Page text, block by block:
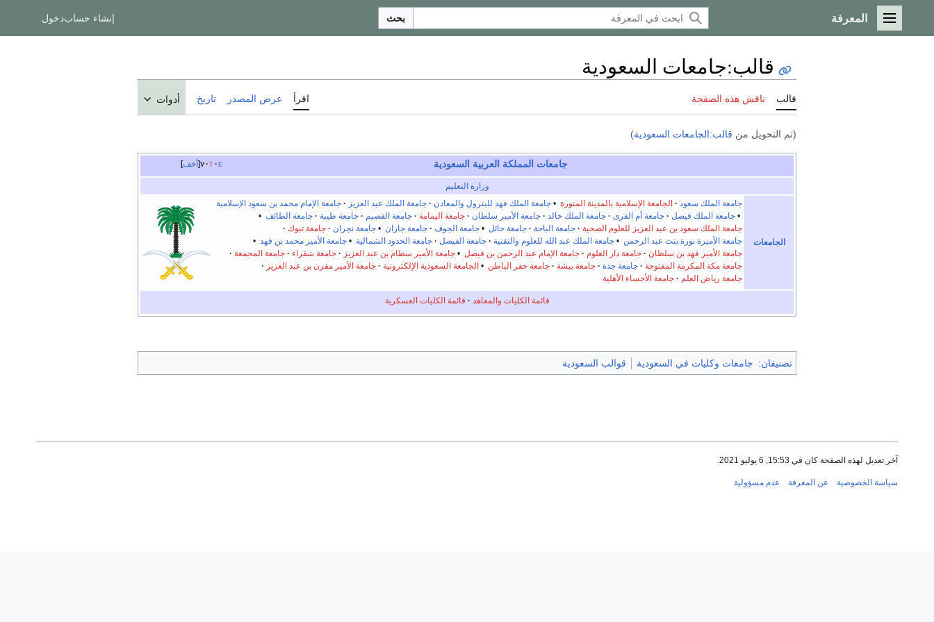
القائمة الرئيسية
المعرفة بحث إنشاء حسابدخول
قالب:جامعات السعودية
قالب ناقش هذه الصفحة اقرأ عرض المصدر تاريخ أدوات
(تم التحويل من قالب:الجامعات السعودية)
أخف v t e جامعات المملكة العربية السعودية
وزارة التعليم
الجامعات
جامعة الملك سعود الجامعة الإسلامية بالمدينة المنورة •جامعة الملك فهد للبترول والمعادن جامعة الملك عبد العزيز
جامعة الإمام محمد بن سعود الإسلامية
•جامعة الملك فيصل جامعة أم القرى جامعة الملك خالد جامعة الأمير سلطان جامعة اليمامة جامعة القصيم جامعة طيبة جامعة الطائف •
جامعة الملك سعود بن عبد العزيز للعلوم الصحية
جامعة الباحة جامعة حائل •جامعة الجوف جامعة جازان •جامعة نجران
جامعة تبوك
جامعة الأميرة نورة بنت عبد الرحمن •جامعة الملك عبد الله للعلوم والتقنية جامعة الفيصل جامعة الحدود الشمالية •جامعة الأمير محمد بن فهد •
جامعة الأمير فهد بن سلطان
جامعة دار العلوم جامعة الإمام عبد الرحمن بن فيصل •جامعة الأمير سطام بن عبد العزيز جامعة شقراء
جامعة المجمعة
جامعة مكة المكرمة المفتوحة
جامعة جدة جامعة بيشة جامعة حفر الباطن •الجامعة السعودية الإلكترونية
جامعة الأمير مقرن بن عبد العزيز
جامعة رياض العلم
جامعة الأحساء الأهلية
قائمة الكليات والمعاهد قائمة الكليات العسكرية
تصنيفان: جامعات وكليات في السعودية قوالب السعودية
آخر تعديل لهذه الصفحة كان في 15:53, 6 يوليو 2021.
سياسة الخصوصية عن المعرفة عدم مسؤولية